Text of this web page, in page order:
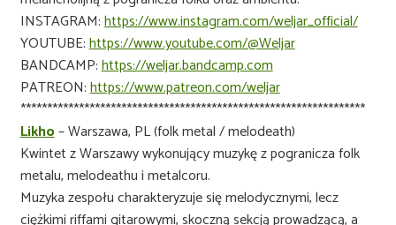
INSTAGRAM:https://www.instagram.com/weljar_official/
YOUTUBE:https://www.youtube.com/@Weljar
BANDCAMP:https://weljar.bandcamp.com
PATREON:https://www.patreon.com/weljar
*****************************************************************
Likho– Warszawa, PL (folk metal / melodeath)
Kwintet z Warszawy wykonujący muzykę z pogranicza folk
metalu, melodeathu i metalcoru.
Muzyka zespołu charakteryzuje się melodycznymi, lecz
ciężkimi riffami gitarowymi, skoczną sekcją prowadzącą, a